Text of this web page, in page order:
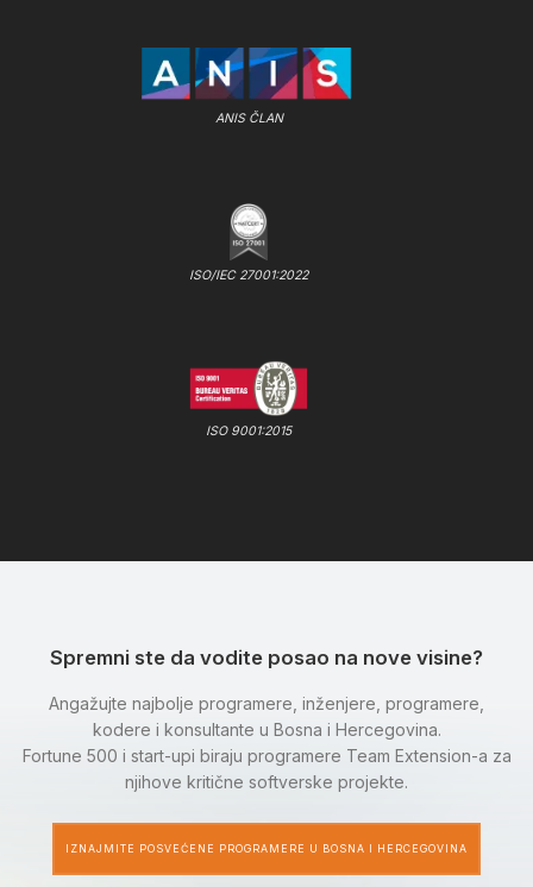
ANIS ČLAN
ISO/IEC 27001:2022
ISO 9001:2015
Spremni ste da vodite posao na nove visine?
Angažujte najbolje programere, inženjere, programere,
kodere i konsultante u Bosna i Hercegovina.
Fortune 500 i start-upi biraju programere Team Extension-a za
njihove kritične softverske projekte.
IZNAJMITE POSVEĆENE PROGRAMERE U BOSNA I HERCEGOVINA